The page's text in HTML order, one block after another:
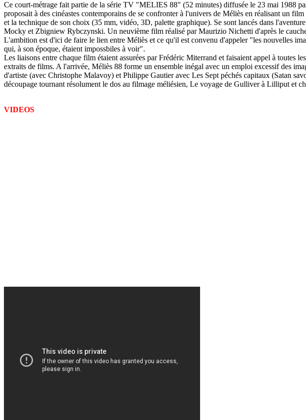
Ce court-métrage fait partie de la série TV "MELIES 88" (52 minutes) diffusée le 23 mai 1988
proposait à des cinéastes contemporains de se confronter à l'univers de Méliès en réalisant un
et la technique de son choix (35 mm, vidéo, 3D, palette graphique). Se sont lancés dans
Mocky et Zbigniew Rybczynski. Un neuvième film réalisé par Maurizio Nichetti d'après le
L'ambition est d'ici de faire le lien entre Méliès et ce qu'il est convenu d'appeler "les nouvelles
qui, à son époque, étaient impossbiles à voir".
Les liaisons entre chaque film étaient assurées par Frédéric Miterrand et faisaient appel à toutes
extraits de films. A l'arrivée, Méliès 88 forme un ensemble inégal avec un emploi excessif des
d'artiste (avec Christophe Malavoy) et Philippe Gautier avec Les Sept péchés capitaux (Satan
découpage tournant résolument le dos au filmage méliésien, Le voyage de Gulliver à Lilliput et
VIDEOS